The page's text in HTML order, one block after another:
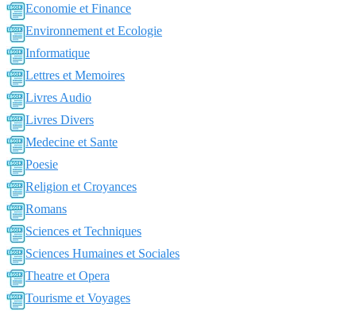
Economie et Finance
Environnement et Ecologie
Informatique
Lettres et Memoires
Livres Audio
Livres Divers
Medecine et Sante
Poesie
Religion et Croyances
Romans
Sciences et Techniques
Sciences Humaines et Sociales
Theatre et Opera
Tourisme et Voyages